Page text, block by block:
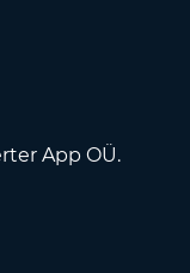
App OÜ.